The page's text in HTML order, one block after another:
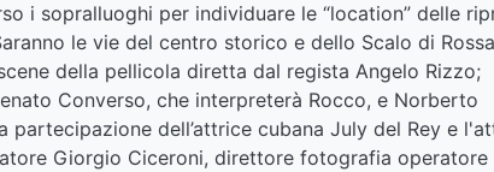
i sopralluoghi per individuare le “location” delle
le vie del centro storico e dello Scalo di
della pellicola diretta dal regista Angelo Rizzo;
Converso, che interpreterà Rocco, e Norberto
partecipazione dell’attrice cubana July del Rey e
Giorgio Ciceroni, direttore fotografia operatore